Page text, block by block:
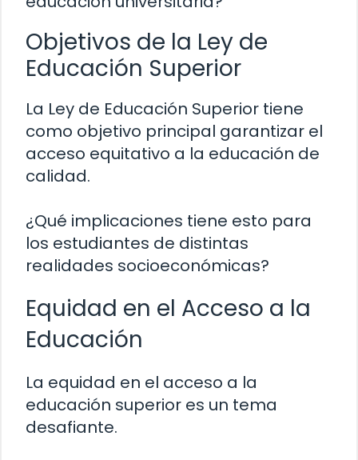
Objetivos de la Ley de
Educación Superior
La Ley de Educación Superior tiene
como objetivo principal garantizar el
acceso equitativo a la educación de
calidad.
¿Qué implicaciones tiene esto para
los estudiantes de distintas
realidades socioeconómicas?
Equidad en el Acceso a la
Educación
La equidad en el acceso a la
educación superior es un tema
desafiante.